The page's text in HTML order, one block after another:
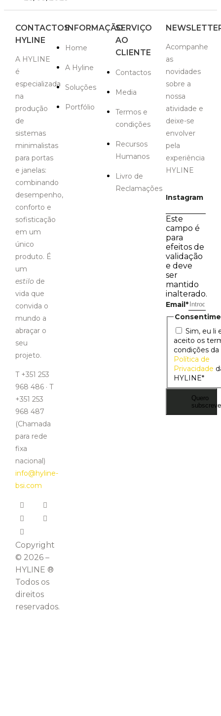
CONTACTOS
HYLINE
A HYLINE
é
especializada
na
produção
de
sistemas
minimalistas
para portas
e janelas:
combinando
desempenho,
conforto e
sofisticação
em um
único
produto. É
um
estilo de
vida que
convida o
mundo a
abraçar o
seu
projeto.
T +351 253
968 486 · T
+351 253
968 487
(Chamada
para rede
fixa
nacional)
info@hyline-
bsi.com
Copyright
© 2026 –
HYLINE ®
Todos os
direitos
reservados.
INFORMAÇÃO
Home
A Hyline
Soluções
Portfólio
SERVIÇO
AO
CLIENTE
Contactos
Media
Termos e
condições
Recursos
Humanos
Livro de
Reclamações
Acompanhe
as
novidades
sobre a
nossa
atividade e
deixe-se
envolver
pela
experiência
HYLINE
Instagram
Este
campo é
para
efeitos de
validação
e deve
ser
mantido
inalterado.
Email*
Sim, eu li
aceito os
condições da
Política de
Privacidade
HYLINE*
Quero